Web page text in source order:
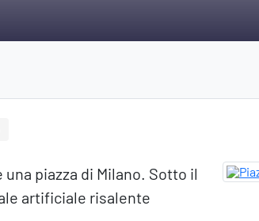
piazza di Milano. Sotto il
artificiale risalente